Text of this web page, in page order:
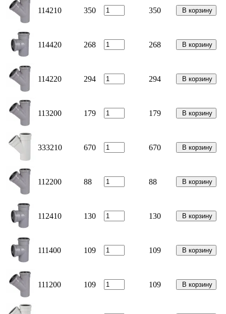
114210 350 350 В корзину
114420 268 268 В корзину
114220 294 294 В корзину
113200 179 179 В корзину
333210 670 670 В корзину
112200 88 88 В корзину
112410 130 130 В корзину
111400 109 109 В корзину
111200 109 109 В корзину